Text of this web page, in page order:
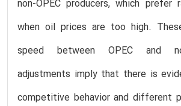
non-OPEC producers, which prefer
when oil prices are too high.
speed between OPEC and
adjustments imply that there is
competitive behavior and different